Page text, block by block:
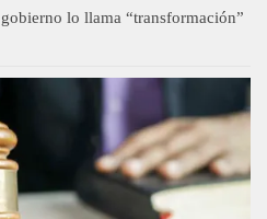
lo llama “transformación”